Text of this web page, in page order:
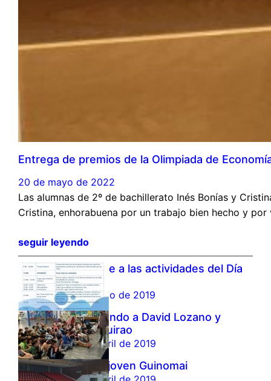
Entrega de premios de la Olimpiada de
20 de mayo de 2022
Las alumnas de 2º de bachillerato Inés Bonías y
Cristina, enhorabuena por un trabajo bien hecho y
seguir leyendo
Apúntate a las actividades del Día
de AM
2 de mayo de 2019
Conociendo a David Lozano y
David Guirao
29 de abril de 2019
Pascua joven Guinomai